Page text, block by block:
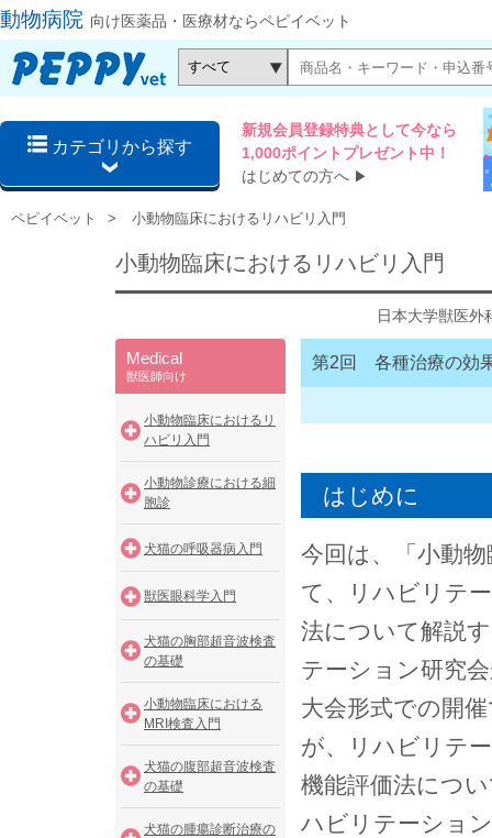
動物病院 向け医薬品・医療材ならペピイベット
カテゴリから探す
新規会員登録特典として今なら
1,000ポイントプレゼント中！
はじめての方へ ▶
ペピイベット 小動物臨床におけるリハビリ入門
小動物臨床におけるリハビリ入門
日本大学獣医
Medical
獣医師向け
小動物臨床におけるリ
ハビリ入門
小動物診療における細
胞診
犬猫の呼吸器病入門
獣医眼科学入門
犬猫の胸部超音波検査
の基礎
小動物臨床における
MRI検査入門
犬猫の腹部超音波検査
の基礎
犬猫の腫瘍診断治療の
第2回 各種治療の効
はじめに
今回は、「小動
て、リハビリテ
法について解説
テーション研究
大会形式での開
が、リハビリテ
機能評価法につ
ハビリテーショ